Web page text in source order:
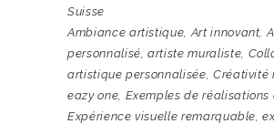
Suisse
Ambiance artistique,Art innovant,
personnalisé,artiste muraliste,
artistique personnalisée, Créativité
eazy one, Exemples de réalisations
Expérience visuelle remarquable,